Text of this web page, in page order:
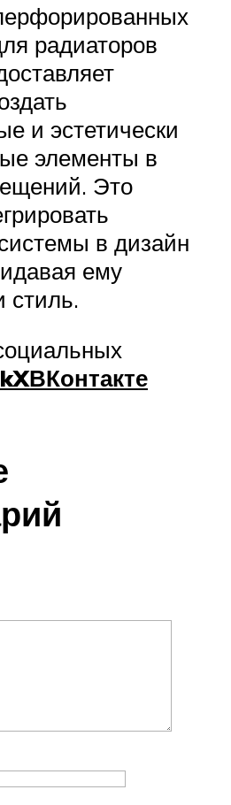
радиаторов
и эстетически
элементы в
Это
в дизайн
ему
стиль.
XВКонтакте